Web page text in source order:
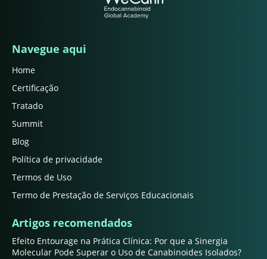
Navegue aqui
Home
Certificação
Tratado
Summit
Blog
Política de privacidade
Termos de Uso
Termo de Prestação de Serviços Educacionais
Artigos recomendados
Efeito Entourage na Prática Clínica: Por que a Sinergia
Molecular Pode Superar o Uso de Canabinoides Isolados?